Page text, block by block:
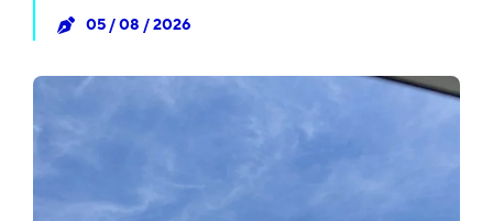
05 / 08 / 2026